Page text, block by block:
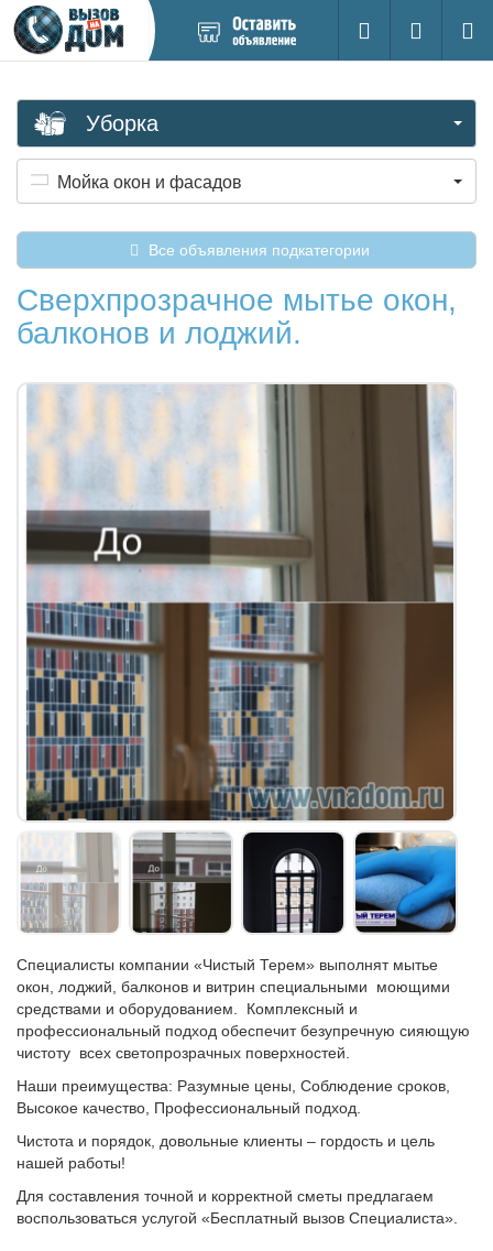
новое
Поиск
Вход на
Уборка
Мойка окон и фасадов
Все объявления подкатегории
Сверхпрозрачное мытье окон,
балконов и лоджий.
Специалисты компании «Чистый Терем» выполнят мытье
окон, лоджий, балконов и витрин специальными моющими
средствами и оборудованием. Комплексный и
профессиональный подход обеспечит безупречную сияющую
чистоту всех светопрозрачных поверхностей.
Наши преимущества: Разумные цены, Соблюдение сроков,
Высокое качество, Профессиональный подход.
Чистота и порядок, довольные клиенты – гордость и цель
нашей работы!
Для составления точной и корректной сметы предлагаем
воспользоваться услугой «Бесплатный вызов Специалиста».